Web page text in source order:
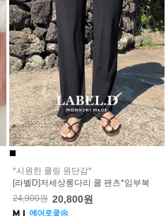
*시원한 쿨링 원단감*
[라벨D]저세상롱다리 쿨 팬츠*임부복
24,900원 20,800원